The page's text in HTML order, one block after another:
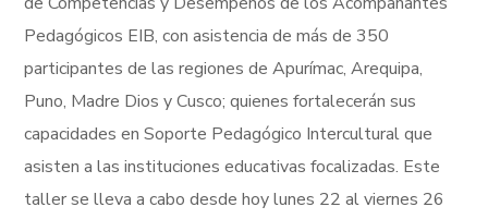
Pedagógicos EIB, con asistencia de más de 350
participantes de las regiones de Apurímac, Arequipa,
Puno, Madre Dios y Cusco; quienes fortalecerán sus
capacidades en Soporte Pedagógico Intercultural que
asisten a las instituciones educativas focalizadas. Este
taller se lleva a cabo desde hoy lunes 22 al viernes 26